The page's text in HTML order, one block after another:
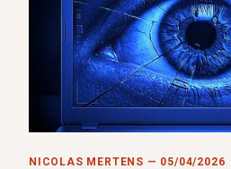
NICOLAS MERTENS — 05/04/2026